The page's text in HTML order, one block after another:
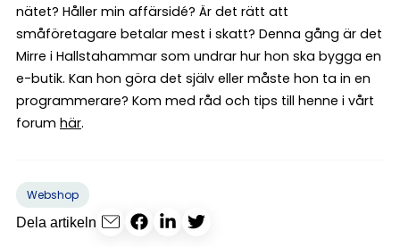
nätet? Håller min affärsidé? Är det rätt att
småföretagare betalar mest i skatt? Denna gång är det
Mirre i Hallstahammar som undrar hur hon ska bygga en
e-butik. Kan hon göra det själv eller måste hon ta in en
programmerare? Kom med råd och tips till henne i vårt
forum här.
Webshop
Dela artikeln